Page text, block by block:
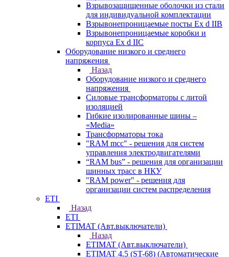
Взрывозащищенные оболочки из стали
для индивидуальной комплектации
Взрывонепроницаемые посты Ex d IIB
Взрывонепроницаемые коробки и
корпуса Ex d IIС
Оборудование низкого и среднего
напряжения
Назад
Оборудование низкого и среднего
напряжения
Силовые трансформаторы с литой
изоляцией
Гибкие изолированные шины –
«Media»
Трансформаторы тока
"RAM mcc" - решения для систем
управления электродвигателями
“RAM bus” - решения для организации
шинных трасс в НКУ
"RAM power" - решения для
организации систем распределения
ETI
Назад
ETI
ETIMAT (Авт.выключатели)
Назад
ETIMAT (Авт.выключатели)
ETIMAT 4.5 (ST-68) (Автоматические